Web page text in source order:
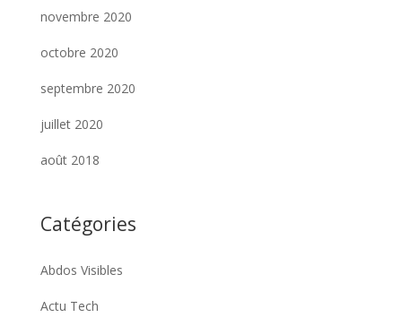
novembre 2020
octobre 2020
septembre 2020
juillet 2020
août 2018
Catégories
Abdos Visibles
Actu Tech